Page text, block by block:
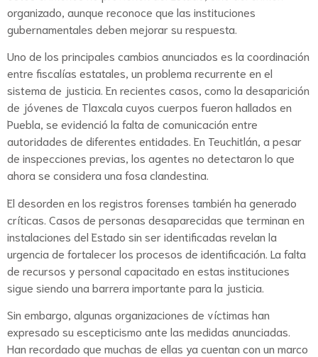
organizado, aunque reconoce que las instituciones
gubernamentales deben mejorar su respuesta.
Uno de los principales cambios anunciados es la coordinación
entre fiscalías estatales, un problema recurrente en el
sistema de justicia. En recientes casos, como la desaparición
de jóvenes de Tlaxcala cuyos cuerpos fueron hallados en
Puebla, se evidenció la falta de comunicación entre
autoridades de diferentes entidades. En Teuchitlán, a pesar
de inspecciones previas, los agentes no detectaron lo que
ahora se considera una fosa clandestina.
El desorden en los registros forenses también ha generado
críticas. Casos de personas desaparecidas que terminan en
instalaciones del Estado sin ser identificadas revelan la
urgencia de fortalecer los procesos de identificación. La falta
de recursos y personal capacitado en estas instituciones
sigue siendo una barrera importante para la justicia.
Sin embargo, algunas organizaciones de víctimas han
expresado su escepticismo ante las medidas anunciadas.
Han recordado que muchas de ellas ya cuentan con un marco